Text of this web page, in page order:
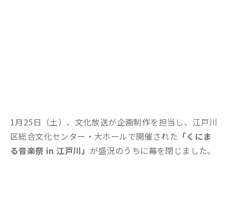
1月25日（土）、文化放送が企画制作を担当し、江戸川
区総合文化センター・大ホールで開催された 「くにま
る音楽祭 in 江戸川」 が盛況のうちに幕を閉じました。